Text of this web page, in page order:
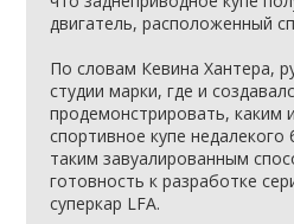
двигатель, расположенный
По словам Кевина Хантера,
студии марки, где и
продемонстрировать,
спортивное купе
таким завуалированным
готовность к разработке
суперкар LFA.